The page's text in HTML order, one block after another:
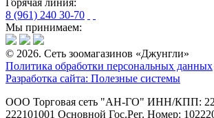
8 (961) 240 30-70
Мы принимаем:
© 2026. Сеть зоомагазинов «Джунгли»
Политика обработки персональных данных
Разработка сайта: Полезные системы
ООО Торговая сеть "АН-ГО" ИНН/КПП:
222101001 Основной Гос.Рег. Номер: